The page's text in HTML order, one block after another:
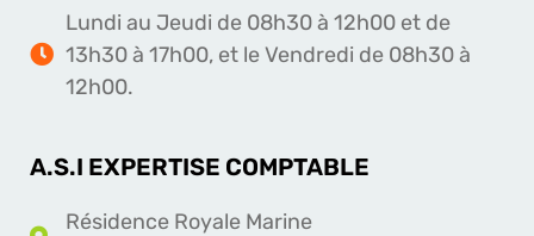
Lundi au Jeudi de 08h30 à 12h00 et de
13h30 à 17h00, et le Vendredi de 08h30 à
12h00.
A.S.I EXPERTISE COMPTABLE
Résidence Royale Marine